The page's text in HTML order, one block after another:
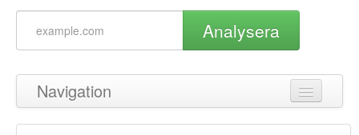
Analysera
Navigation
Tillbaka till toppen